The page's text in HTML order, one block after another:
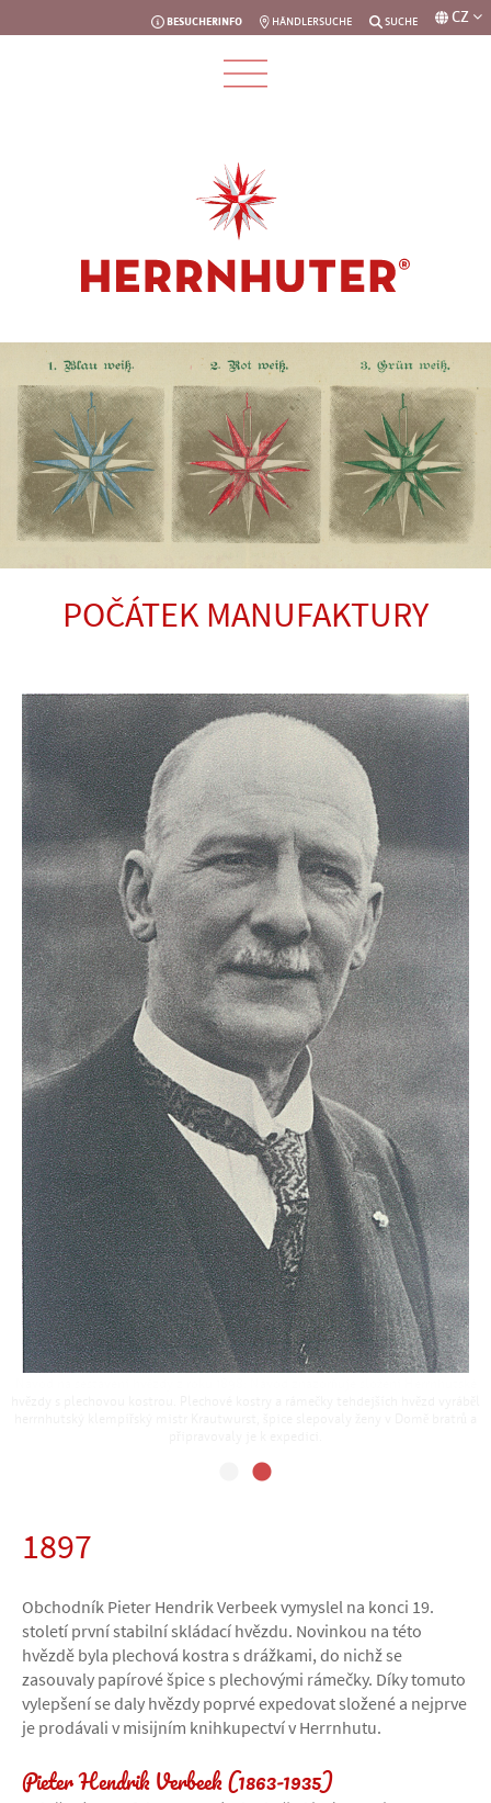
BESUCHERINFO HÄNDLERSUCHE SUCHE CZ
POČÁTEK MANUFAKTURY
1897
Obchodník Pieter Hendrik Verbeek vymyslel na konci 19.
století první stabilní skládací hvězdu. Novinkou na této
hvězdě byla plechová kostra s drážkami, do nichž se
zasouvaly papírové špice s plechovými rámečky. Díky tomuto
vylepšení se daly hvězdy poprvé expedovat složené a nejprve
je prodávali v misijním knihkupectví v Herrnhutu.
Pieter Hendrik Verbeek (1863-1935)